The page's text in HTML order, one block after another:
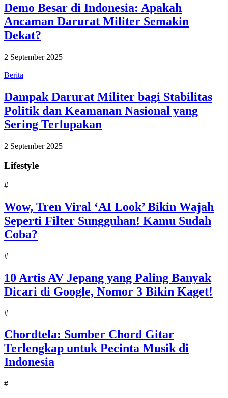
Demo Besar di Indonesia: Apakah
Ancaman Darurat Militer Semakin
Dekat?
2 September 2025
Berita
Dampak Darurat Militer bagi Stabilitas
Politik dan Keamanan Nasional yang
Sering Terlupakan
2 September 2025
Lifestyle
#
Wow, Tren Viral ‘AI Look’ Bikin Wajah
Seperti Filter Sungguhan! Kamu Sudah
Coba?
#
10 Artis AV Jepang yang Paling Banyak
Dicari di Google, Nomor 3 Bikin Kaget!
#
Chordtela: Sumber Chord Gitar
Terlengkap untuk Pecinta Musik di
Indonesia
#